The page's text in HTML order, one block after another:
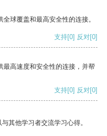
球覆盖和最高安全性的连接。
支持[0] 反对[0]
最高速度和安全性的连接，并帮
支持[0] 反对[0]
其他学习者交流学习心得。